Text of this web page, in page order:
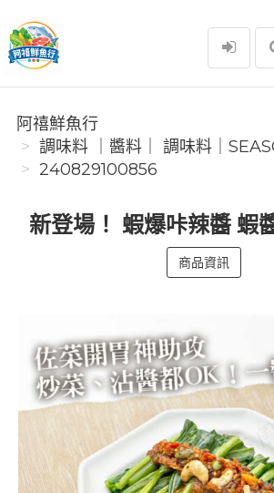
阿禧鮮魚行
阿禧鮮魚行
調味料 ｜醬料｜ 調味料｜
240829100856
新登場！ 蝦爆咔辣醬 蝦
商品資訊